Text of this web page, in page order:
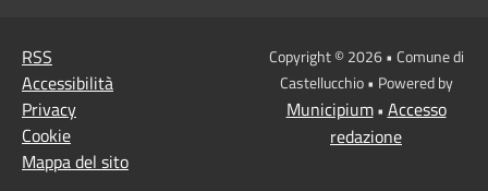
RSS
Accessibilità
Privacy
Cookie
Mappa del sito
Copyright © 2026 • Comune di
Castellucchio • Powered by
Municipium• Accesso
redazione